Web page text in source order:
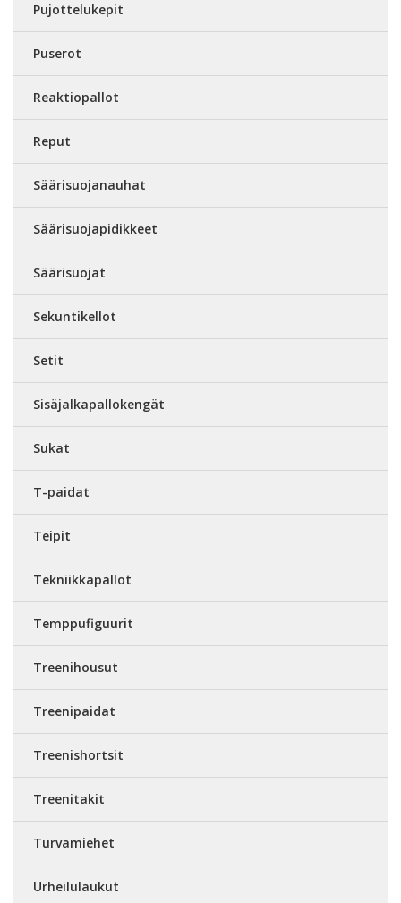
Pujottelukepit
Puserot
Reaktiopallot
Reput
Säärisuojanauhat
Säärisuojapidikkeet
Säärisuojat
Sekuntikellot
Setit
Sisäjalkapallokengät
Sukat
T-paidat
Teipit
Tekniikkapallot
Temppufiguurit
Treenihousut
Treenipaidat
Treenishortsit
Treenitakit
Turvamiehet
Urheilulaukut